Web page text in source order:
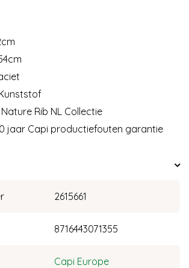
Rib NL Collectie
jaar Capi productiefouten garantie
2615661
8716443071355
Capi Europe